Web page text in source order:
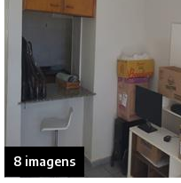
8 imagens